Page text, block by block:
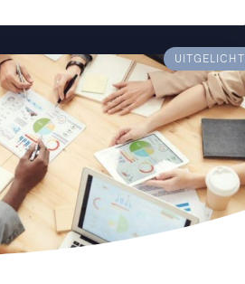
UITGELICHT